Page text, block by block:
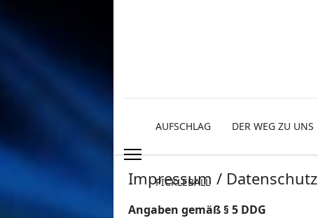
AUFSCHLAG DER WEG ZU UNS
PICKLEBALL
Impressum / Datenschutz
Angaben gemäß § 5 DDG